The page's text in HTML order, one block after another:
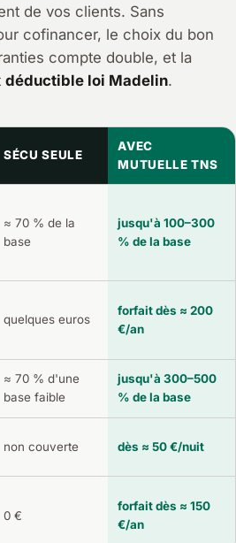
de vos clients. Sans
cofinancer, le choix du bon
compte double, et la
déductible loi Madelin.
SÉCU SEULE
AVEC
MUTUELLE TNS
≈ 70 % de la
base
jusqu'à 100–300
% de la base
quelques euros
forfait dès ≈ 200
€/an
≈ 70 % d'une
base faible
jusqu'à 300–500
% de la base
non couverte dès ≈ 50 €/nuit
0 €
forfait dès ≈ 150
€/an